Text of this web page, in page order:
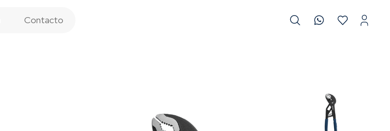
Contacto